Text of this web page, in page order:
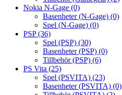
Nokia N-Gage (0)
Basenheter (N-Gage) (0)
Spel (N-Gage) (0)
PSP(36)
Spel (PSP) (30)
Basenheter (PSP) (0)
Tillbehör (PSP) (6)
PS Vita (25)
Spel (PSVITA) (23)
Basenheter (PSVITA) (0)